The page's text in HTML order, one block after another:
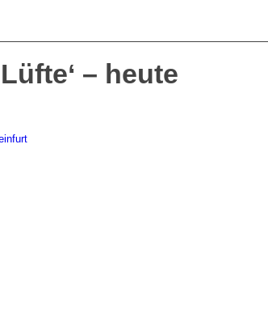
– heute